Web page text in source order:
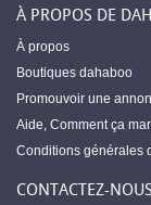
À PROPOS DE
À propos
Boutiques dahaboo
Promouvoir une
Aide, Comment ça
Conditions générales
CONTACTEZ-NOUS